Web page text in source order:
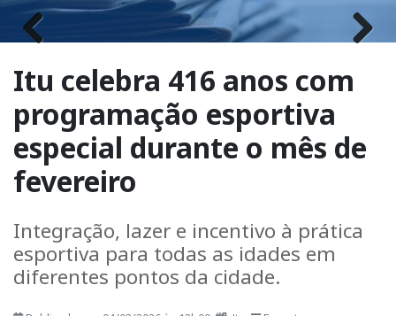
Previous Next
Itu celebra 416 anos com
programação esportiva
especial durante o mês de
fevereiro
Integração, lazer e incentivo à prática
esportiva para todas as idades em
diferentes pontos da cidade.